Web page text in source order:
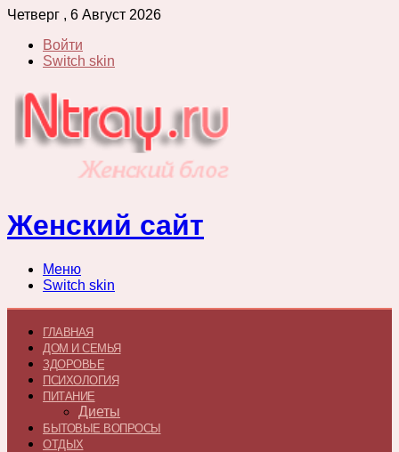
Четверг , 6 Август 2026
Войти
Switch skin
Женский сайт
Меню
Switch skin
ГЛАВНАЯ
ДОМ И СЕМЬЯ
ЗДОРОВЬЕ
ПСИХОЛОГИЯ
ПИТАНИЕ
Диеты
БЫТОВЫЕ ВОПРОСЫ
ОТДЫХ